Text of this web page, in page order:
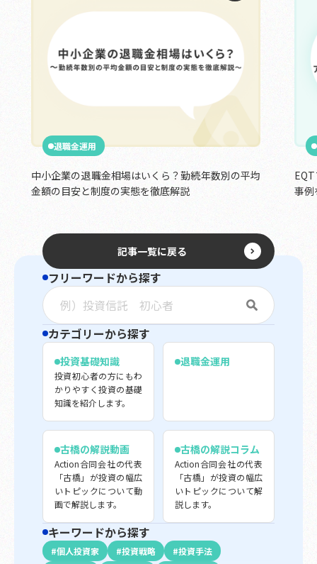
退職金運用
中小企業の退職金相場はいくら？勤続年数別の平均
金額の目安と制度の実態を徹底解説
事例
記事一覧に戻る
フリーワードから探す
カテゴリーから探す
投資基礎知識
投資初心者の方にもわ
かりやすく投資の基礎
知識を紹介します。
退職金運用
古橋の解説動画
Action合同会社の代表
「古橋」が投資の幅広
いトピックについて動
画で解説します。
古橋の解説コラム
Action合同会社の代表
「古橋」が投資の幅広
いトピックについて解
説します。
キーワードから探す
個人投資家 投資戦略
投資手法